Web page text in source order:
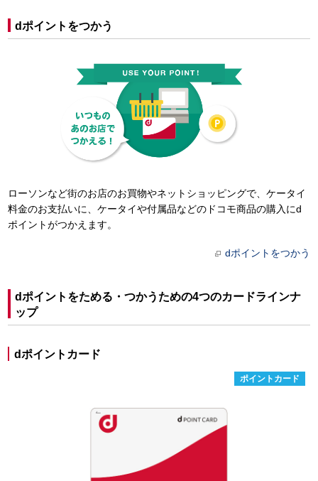
dポイントをつかう
ローソンなど街のお店のお買物やネットショッピングで、ケータイ
料金のお支払いに、ケータイや付属品などのドコモ商品の購入にd
ポイントがつかえます。
dポイントをつかう
dポイントをためる・つかうための4つのカードラインナ
ップ
dポイントカード
ポイントカード